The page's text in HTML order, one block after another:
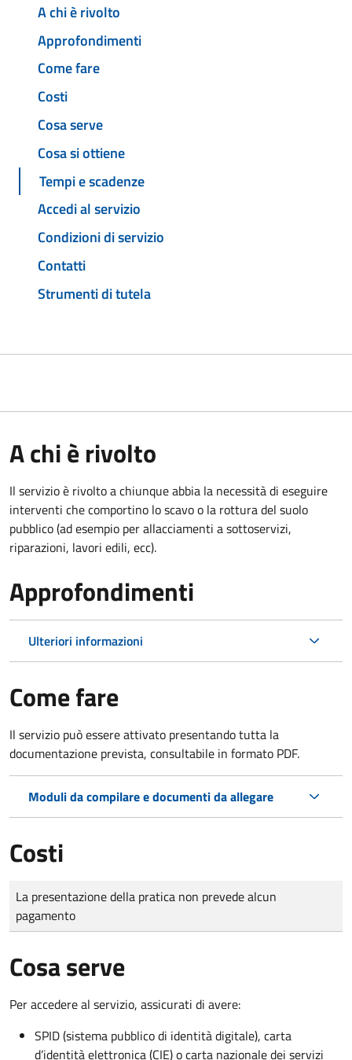
A chi è rivolto
Approfondimenti
Come fare
Costi
Cosa serve
Cosa si ottiene
Tempi e scadenze
Accedi al servizio
Condizioni di servizio
Contatti
Strumenti di tutela
A chi è rivolto
Il servizio è rivolto a chiunque abbia la necessità di eseguire
interventi che comportino lo scavo o la rottura del suolo
pubblico (ad esempio per allacciamenti a sottoservizi,
riparazioni, lavori edili, ecc).
Approfondimenti
Ulteriori informazioni
Come fare
Il servizio può essere attivato presentando tutta la
documentazione prevista, consultabile in formato PDF.
Moduli da compilare e documenti da allegare
Costi
Tipo di pagamento
Importo
La presentazione della pratica non prevede alcun
pagamento
Cosa serve
Per accedere al servizio, assicurati di avere:
SPID (sistema pubblico di identità digitale), carta
d’identità elettronica (CIE) o carta nazionale dei servizi